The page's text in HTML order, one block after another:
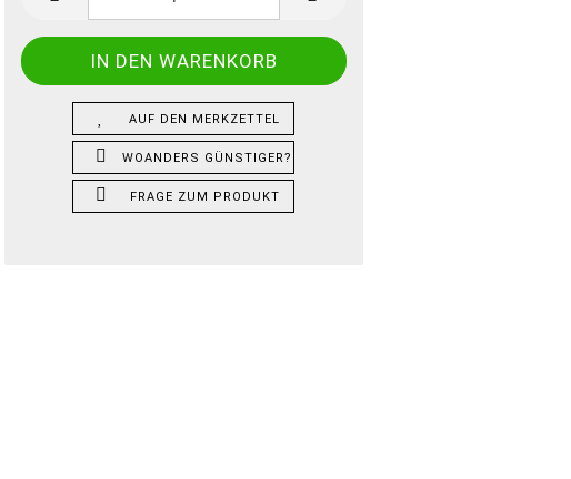
AUF DEN MERKZETTEL
WOANDERS GÜNSTIGER?
FRAGE ZUM PRODUKT